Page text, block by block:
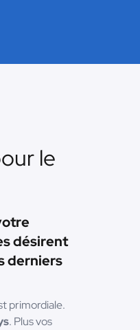
le
désirent
derniers
primordiale.
. Plus vos